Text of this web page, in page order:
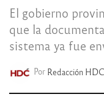
El gobierno
que la
sistema ya fue
Por Redacción HDC